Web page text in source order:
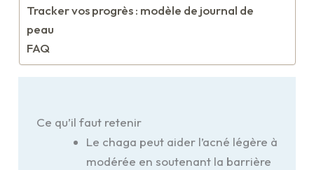
Tracker vos progrès : modèle de journal de
peau
FAQ
Ce qu’il faut retenir
Le chaga peut aider l’acné légère à
modérée en soutenant la barrière